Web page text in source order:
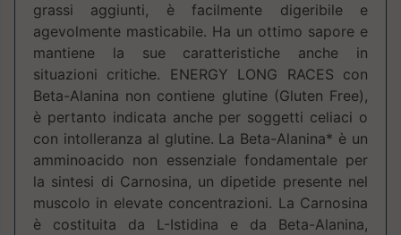
grassi aggiunti, è facilmente digeribile e
agevolmente masticabile. Ha un ottimo sapore e
mantiene la sue caratteristiche anche in
situazioni critiche. ENERGY LONG RACES con
Beta-Alanina non contiene glutine (Gluten Free),
è pertanto indicata anche per soggetti celiaci o
con in­tolleranza al glutine. La Beta-Alanina* è un
amminoacido non essenziale fonda­mentale per
la sintesi di Carnosina, un dipetide presente nel
muscolo in elevate concen­trazioni. La Carnosina
è costituita da L-Istidina e da Beta-Alanina,